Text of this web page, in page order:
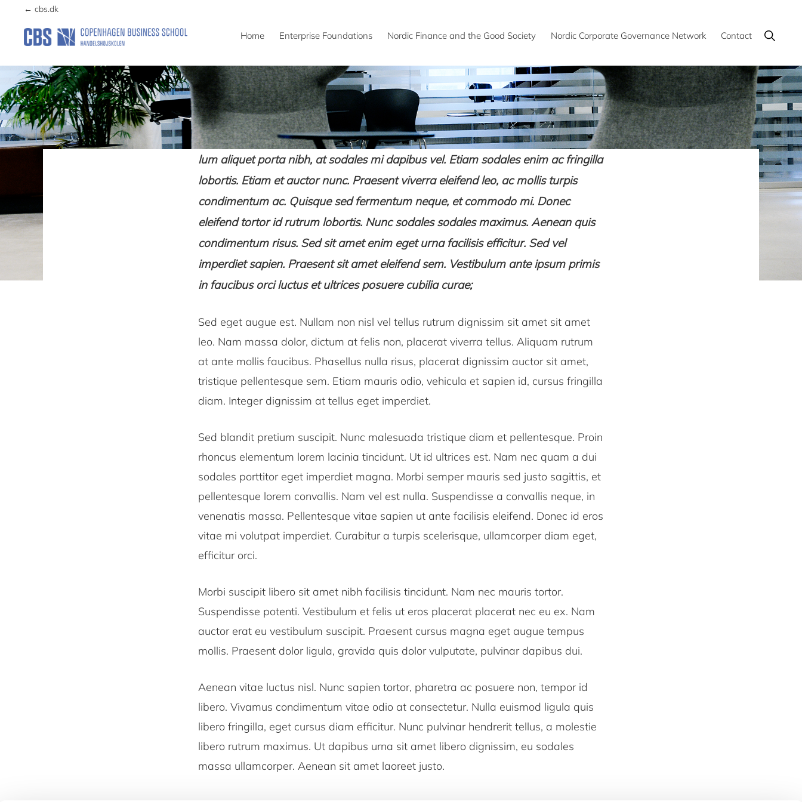
navigation
content← cbs.dk
for
Corporate
Governance
Home Enterprise Foundations Nordic Finance and the Good Society Nordic Corporate Governance Network Contact Show
Search
lum aliquet porta nibh, at sodales mi dapibus vel. Etiam sodales enim ac fringilla
lobortis. Etiam et auctor nunc. Praesent viverra eleifend leo, ac mollis turpis
condimentum ac. Quisque sed fermentum neque, et commodo mi. Donec
eleifend tortor id rutrum lobortis. Nunc sodales sodales maximus. Aenean quis
condimentum risus. Sed sit amet enim eget urna facilisis efficitur. Sed vel
imperdiet sapien. Praesent sit amet eleifend sem. Vestibulum ante ipsum primis
in faucibus orci luctus et ultrices posuere cubilia curae;
Sed eget augue est. Nullam non nisl vel tellus rutrum dignissim sit amet sit amet
leo. Nam massa dolor, dictum at felis non, placerat viverra tellus. Aliquam rutrum
at ante mollis faucibus. Phasellus nulla risus, placerat dignissim auctor sit amet,
tristique pellentesque sem. Etiam mauris odio, vehicula et sapien id, cursus fringilla
diam. Integer dignissim at tellus eget imperdiet.
Sed blandit pretium suscipit. Nunc malesuada tristique diam et pellentesque. Proin
rhoncus elementum lorem lacinia tincidunt. Ut id ultrices est. Nam nec quam a dui
sodales porttitor eget imperdiet magna. Morbi semper mauris sed justo sagittis, et
pellentesque lorem convallis. Nam vel est nulla. Suspendisse a convallis neque, in
venenatis massa. Pellentesque vitae sapien ut ante facilisis eleifend. Donec id eros
vitae mi volutpat imperdiet. Curabitur a turpis scelerisque, ullamcorper diam eget,
efficitur orci.
Morbi suscipit libero sit amet nibh facilisis tincidunt. Nam nec mauris tortor.
Suspendisse potenti. Vestibulum et felis ut eros placerat placerat nec eu ex. Nam
auctor erat eu vestibulum suscipit. Praesent cursus magna eget augue tempus
mollis. Praesent dolor ligula, gravida quis dolor vulputate, pulvinar dapibus dui.
Aenean vitae luctus nisl. Nunc sapien tortor, pharetra ac posuere non, tempor id
libero. Vivamus condimentum vitae odio at consectetur. Nulla euismod ligula quis
libero fringilla, eget cursus diam efficitur. Nunc pulvinar hendrerit tellus, a molestie
libero rutrum maximus. Ut dapibus urna sit amet libero dignissim, eu sodales
massa ullamcorper. Aenean sit amet laoreet justo.